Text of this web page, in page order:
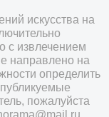
искусства на
с извлечением
направлено на
определить
пожалуйста